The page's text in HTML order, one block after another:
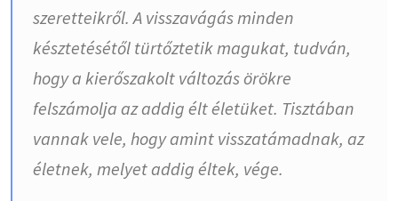
szeretteikről. A visszavágás minden
késztetésétől türtőztetik magukat, tudván,
hogy a kierőszakolt változás örökre
felszámolja az addig élt életüket. Tisztában
vannak vele, hogy amint visszatámadnak, az
életnek, melyet addig éltek, vége.